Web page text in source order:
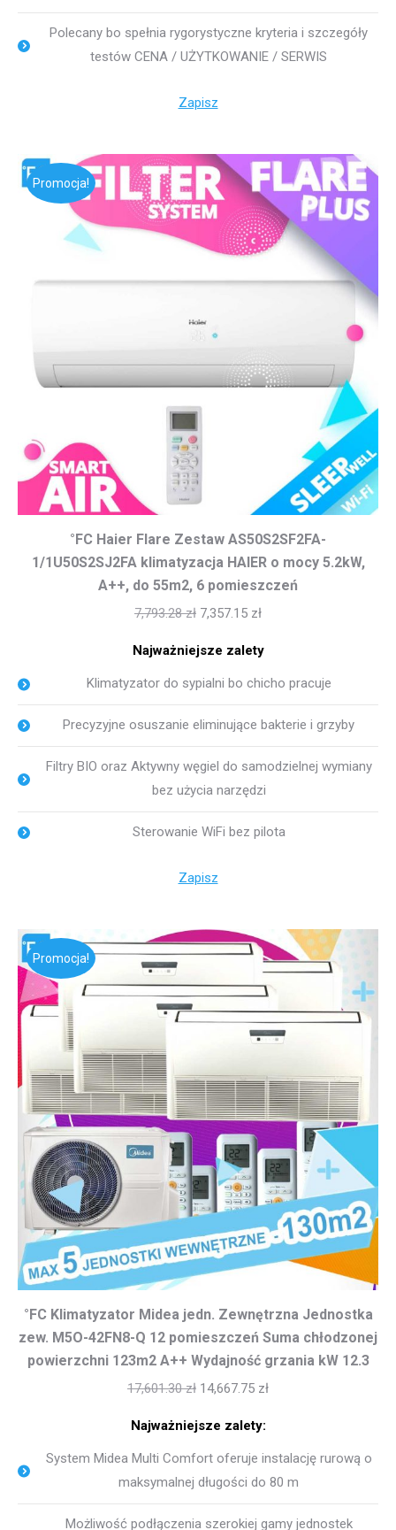
Polecany bo spełnia rygorystyczne kryteria i szczegóły
testów CENA / UŻYTKOWANIE / SERWIS
Zapisz
Promocja!
°FC Haier Flare Zestaw AS50S2SF2FA-
1/1U50S2SJ2FA klimatyzacja HAIER o mocy 5.2kW,
A++, do 55m2, 6 pomieszczeń
7,793.28zł 7,357.15 zł
Najważniejsze zalety
Klimatyzator do sypialni bo chicho pracuje
Precyzyjne osuszanie eliminujące bakterie i grzyby
Filtry BIO oraz Aktywny węgiel do samodzielnej wymiany
bez użycia narzędzi
Sterowanie WiFi bez pilota
Zapisz
Promocja!
°FC Klimatyzator Midea jedn. Zewnętrzna Jednostka
zew. M5O-42FN8-Q 12 pomieszczeń Suma chłodzonej
powierzchni 123m2 A++ Wydajność grzania kW 12.3
17,601.30zł 14,667.75 zł
Najważniejsze zalety:
System Midea Multi Comfort oferuje instalację rurową o
maksymalnej długości do 80 m
Możliwość podłączenia szerokiej gamy jednostek